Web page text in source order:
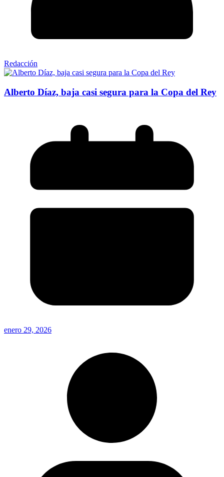
Redacción
Alberto Díaz, baja casi segura para la Copa del Rey
enero 29, 2026